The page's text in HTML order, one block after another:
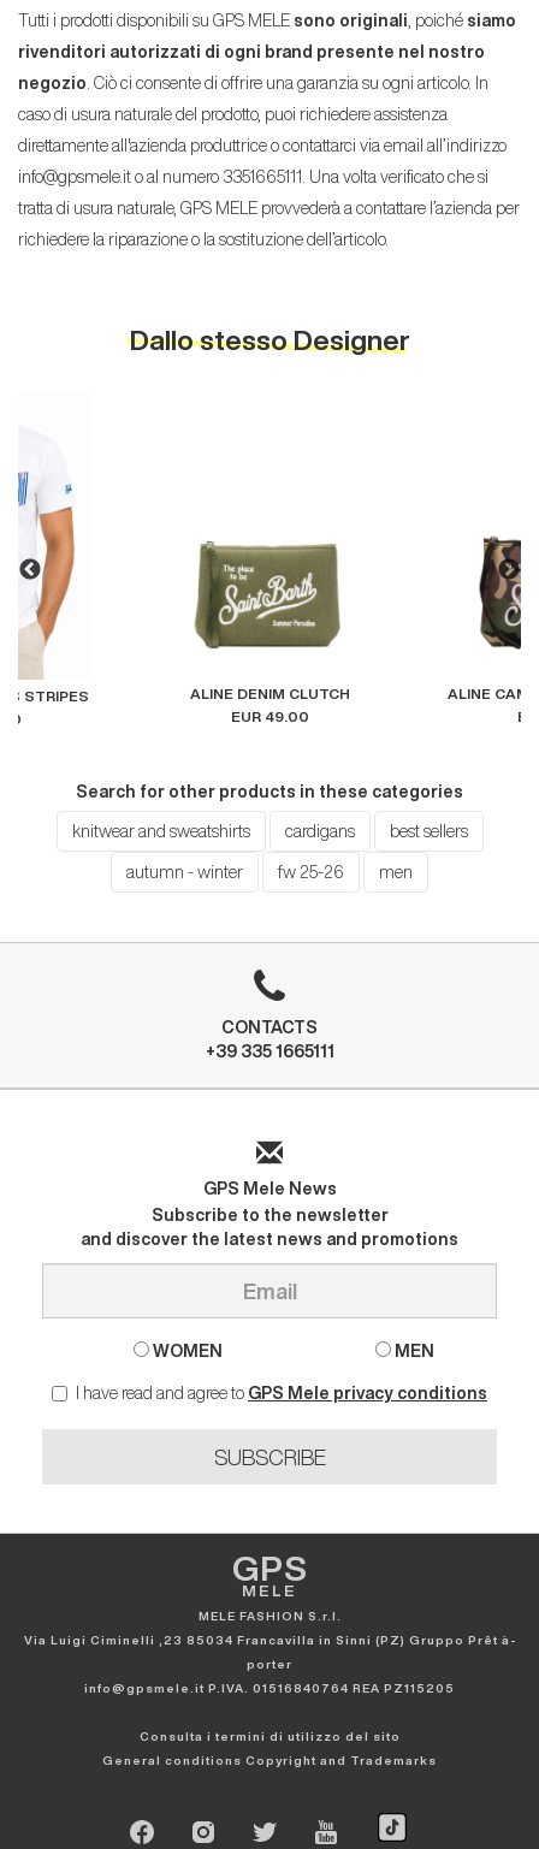
Tutti i prodotti disponibili su GPS MELE sono originali , poiché siamo
rivenditori autorizzati di ogni brand presente nel nostro
negozio . Ciò ci consente di offrire una garanzia su ogni articolo. In
caso di usura naturale del prodotto, puoi richiedere assistenza
direttamente all'azienda produttrice o contattarci via email all’indirizzo
info@gpsmele.it o al numero 3351665111. Una volta verificato che si
tratta di usura naturale, GPS MELE provvederà a contattare l’azienda per
richiedere la riparazione o la sostituzione dell’articolo.
Dallo stesso Designer
STRIPES
ALINE DENIM CLUTCH
EUR 49.00
ALINE
Search for other products in these categories
knitwear and sweatshirts cardigans best sellers
autumn - winter fw 25-26 men
CONTACTS
+39 335 1665111
GPS Mele News
Subscribe to the newsletter
and discover the latest news and promotions
WOMEN MEN
I have read and agree to GPS Mele privacy conditions
SUBSCRIBE
GPS
MELE
MELE FASHION S.r.l.
Via Luigi Ciminelli ,23 85034 Francavilla in Sinni (PZ) Gruppo Prêt à-
porter
info@gpsmele.it P.IVA. 01516840764 REA PZ115205
Consulta i termini di utilizzo del sito
General conditions Copyright and Trademarks